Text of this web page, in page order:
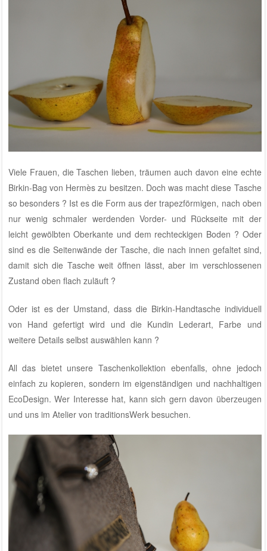
Viele Frauen, die Taschen lieben, träumen auch davon eine echte
Birkin-Bag von Hermès zu besitzen. Doch was macht diese Tasche
so besonders ? Ist es die Form aus der trapezförmigen, nach oben
nur wenig schmaler werdenden Vorder- und Rückseite mit der
leicht gewölbten Oberkante und dem rechteckigen Boden ? Oder
sind es die Seitenwände der Tasche, die nach innen gefaltet sind,
damit sich die Tasche weit öffnen lässt, aber im verschlossenen
Zustand oben flach zuläuft ?
Oder ist es der Umstand, dass die Birkin-Handtasche individuell
von Hand gefertigt wird und die Kundin Lederart, Farbe und
weitere Details selbst auswählen kann ?
All das bietet unsere Taschenkollektion ebenfalls, ohne jedoch
einfach zu kopieren, sondern im eigenständigen und nachhaltigen
EcoDesign. Wer Interesse hat, kann sich gern davon überzeugen
und uns im Atelier von traditionsWerkbesuchen.